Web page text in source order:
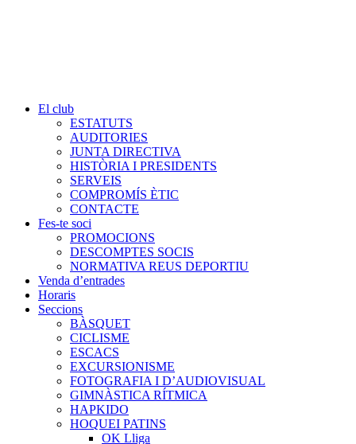
El club
ESTATUTS
AUDITORIES
JUNTA DIRECTIVA
HISTÒRIA I PRESIDENTS
SERVEIS
COMPROMÍS ÈTIC
CONTACTE
Fes-te soci
PROMOCIONS
DESCOMPTES SOCIS
NORMATIVA REUS DEPORTIU
Venda d’entrades
Horaris
Seccions
BÀSQUET
CICLISME
ESCACS
EXCURSIONISME
FOTOGRAFIA I D’AUDIOVISUAL
GIMNÀSTICA RÍTMICA
HAPKIDO
HOQUEI PATINS
OK Lliga